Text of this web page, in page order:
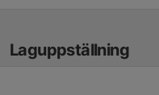
Laguppställning